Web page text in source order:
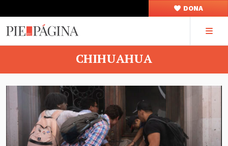
DONA
CHIHUAHUA